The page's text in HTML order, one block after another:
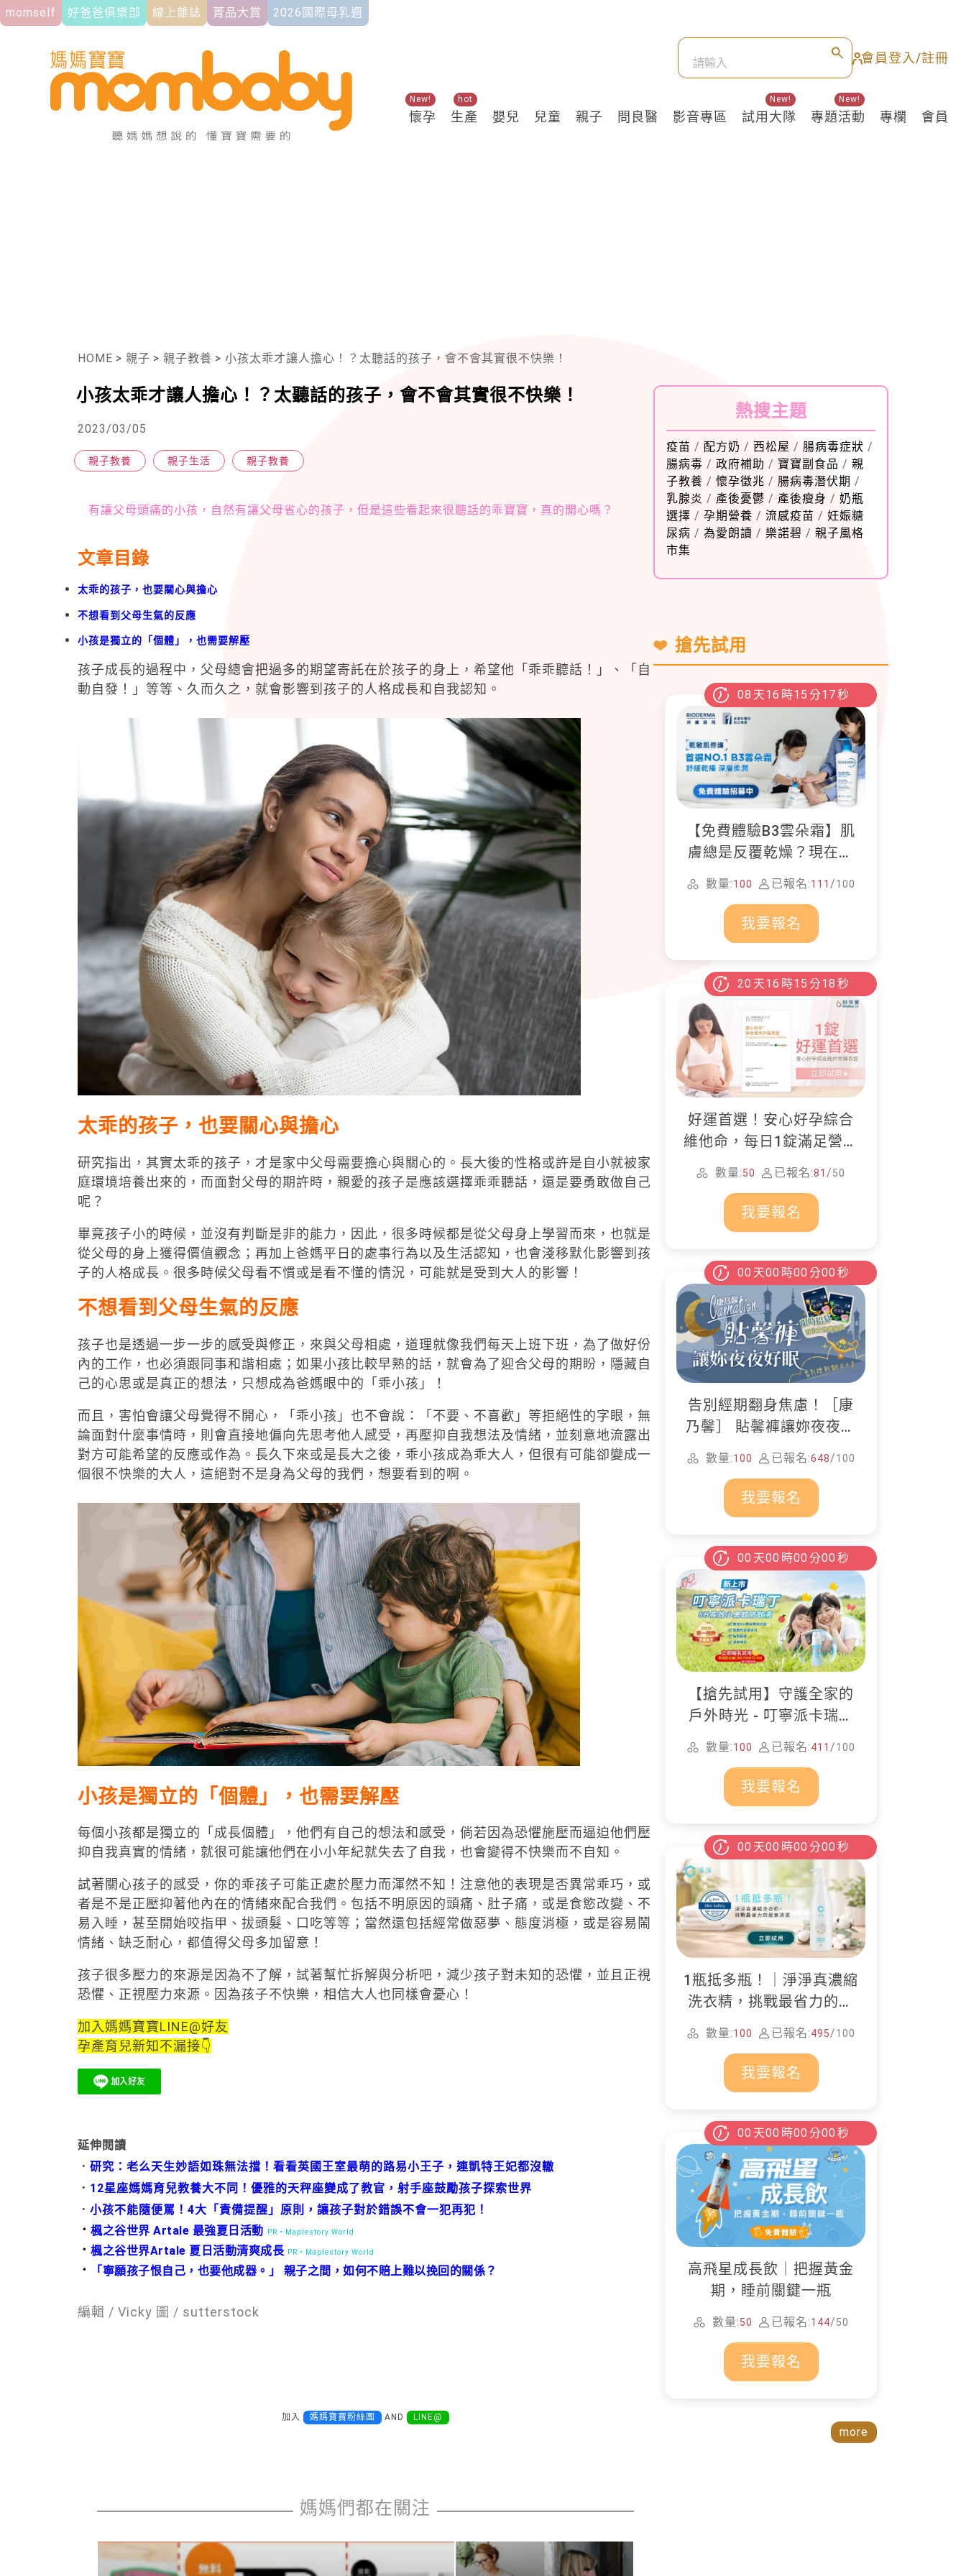
momself 好爸爸俱樂部 線上雜誌 菁品大賞 2026國際母乳週
會員登入/註冊
懷孕
New!
生產
hot
嬰兒 兒童 親子 問良醫 影音專區 試用大隊
New!
專題活動
New!
專欄 會員
HOME > 親子 > 親子教養 > 小孩太乖才讓人擔心！？太聽話的孩子，會不會其實很不快樂！
小孩太乖才讓人擔心！？太聽話的孩子，會不會其實很不快樂！
2023/03/05
親子教養 親子生活 親子教養
有讓父母頭痛的小孩，自然有讓父母省心的孩子，但是這些看起來很聽話的乖寶寶，真的開心嗎？
文章目錄
太乖的孩子，也要關心與擔心
不想看到父母生氣的反應
小孩是獨立的「個體」，也需要解壓
孩子成長的過程中，父母總會把過多的期望寄託在於孩子的身上，希望他「乖乖聽話！」、「自
動自發！」等等、久而久之，就會影響到孩子的人格成長和自我認知。
太乖的孩子，也要關心與擔心
研究指出，其實太乖的孩子，才是家中父母需要擔心與關心的。長大後的性格或許是自小就被家
庭環境培養出來的，而面對父母的期許時，親愛的孩子是應該選擇乖乖聽話，還是要勇敢做自己
呢？
畢竟孩子小的時候，並沒有判斷是非的能力，因此，很多時候都是從父母身上學習而來，也就是
從父母的身上獲得價值觀念；再加上爸媽平日的處事行為以及生活認知，也會淺移默化影響到孩
子的人格成長。很多時候父母看不慣或是看不懂的情況，可能就是受到大人的影響！
不想看到父母生氣的反應
孩子也是透過一步一步的感受與修正，來與父母相處，道理就像我們每天上班下班，為了做好份
內的工作，也必須跟同事和諧相處；如果小孩比較早熟的話，就會為了迎合父母的期盼，隱藏自
己的心思或是真正的想法，只想成為爸媽眼中的「乖小孩」！
而且，害怕會讓父母覺得不開心，「乖小孩」也不會說：「不要、不喜歡」等拒絕性的字眼，無
論面對什麼事情時，則會直接地偏向先思考他人感受，再壓抑自我想法及情緒，並刻意地流露出
對方可能希望的反應或作為。長久下來或是長大之後，乖小孩成為乖大人，但很有可能卻變成一
個很不快樂的大人，這絕對不是身為父母的我們，想要看到的啊。
小孩是獨立的「個體」，也需要解壓
每個小孩都是獨立的「成長個體」，他們有自己的想法和感受，倘若因為恐懼施壓而逼迫他們壓
抑自我真實的情緒，就很可能讓他們在小小年紀就失去了自我，也會變得不快樂而不自知。
試著關心孩子的感受，你的乖孩子可能正處於壓力而渾然不知！注意他的表現是否異常乖巧，或
者是不是正壓抑著他內在的情緒來配合我們。包括不明原因的頭痛、肚子痛，或是食慾改變、不
易入睡，甚至開始咬指甲、拔頭髮、口吃等等；當然還包括經常做惡夢、態度消極，或是容易鬧
情緒、缺乏耐心，都值得父母多加留意！
孩子很多壓力的來源是因為不了解，試著幫忙拆解與分析吧，減少孩子對未知的恐懼，並且正視
恐懼、正視壓力來源。因為孩子不快樂，相信大人也同樣會憂心！
加入媽媽寶寶LINE@好友
孕產育兒新知不漏接👇
延伸閱讀
． 研究：老么天生妙語如珠無法擋！看看英國王室最萌的路易小王子，連凱特王妃都沒轍
． 12星座媽媽育兒教養大不同！優雅的天秤座變成了教官，射手座鼓勵孩子探索世界
． 小孩不能隨便罵！4大「責備提醒」原則，讓孩子對於錯誤不會一犯再犯！
．楓之谷世界 Artale 最強夏日活動 PR・Maplestory World
．楓之谷世界Artale 夏日活動清爽成長 PR・Maplestory World
． 「寧願孩子恨自己，也要他成器。」 親子之間，如何不賠上難以挽回的關係？
編輯 / Vicky 圖 / sutterstock
加入 媽媽寶寶粉絲團 AND LINE@
媽媽們都在關注
熱搜主題
疫苗 / 配方奶 / 西松屋 / 腸病毒症狀 /
腸病毒 / 政府補助 / 寶寶副食品 / 親
子教養 / 懷孕徵兆 / 腸病毒潛伏期 /
乳腺炎 / 產後憂鬱 / 產後瘦身 / 奶瓶
選擇 / 孕期營養 / 流感疫苗 / 妊娠糖
尿病 / 為愛朗讀 / 樂諾碧 / 親子風格
市集
搶先試用
08 天16 時15 分15秒
【免費體驗B3雲朵霜】肌
膚總是反覆乾燥？現在就
加入貝膚黛瑪修護體驗計
畫！
數量:100 已報名:111 /100
我要報名
20 天16 時15 分16 秒
好運首選！安心好孕綜合
維他命，每日1錠滿足營養
所需
數量:50 已報名:81 /50
我要報名
00 天00 時00 分00 秒
告別經期翻身焦慮！［康
乃馨］ 貼馨褲讓妳夜夜好
數量:100 已報名:648/100
我要報名
00 天00 時00 分00 秒
【搶先試用】守護全家的
戶外時光 - 叮寧派卡瑞丁
防蚊液
數量:100 已報名:411 /100
我要報名
00 天00 時00 分00 秒
1瓶抵多瓶！｜淨淨真濃縮
洗衣精，挑戰最省力的居
家清潔
數量:100 已報名:495/100
我要報名
00 天00 時00 分00 秒
高飛星成長飲｜把握黃金
期，睡前關鍵一瓶
數量:50 已報名:144/50
我要報名
more